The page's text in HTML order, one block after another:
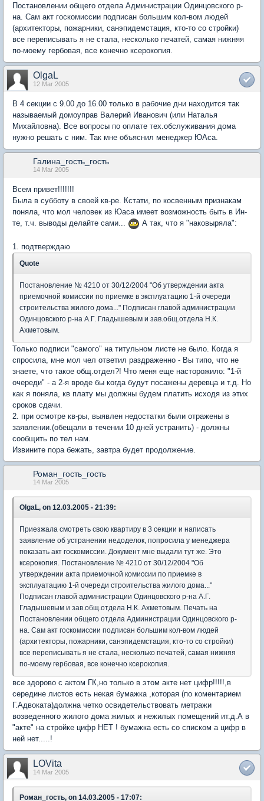
Постановлении общего отдела Администрации Одинцовского р-
на. Сам акт госкомиссии подписан большим кол-вом людей
(архитекторы, пожарники, санэпидемстация, кто-то со стройки)
все переписывать я не стала, несколько печатей, самая нижняя
по-моему гербовая, все конечно ксерокопия.
OlgaL
12 Mar 2005
В 4 секции с 9.00 до 16.00 только в рабочие дни находится так
называемый домоуправ Валерий Иванович (или Наталья
Михайловна). Все вопросы по оплате тех.обслуживания дома
нужно решать с ним. Так мне объяснил менеджер ЮАса.
Галина_гость_гость
14 Mar 2005
Всем привет!!!!!!!
Была в субботу в своей кв-ре. Кстати, по косвенным признакам
поняла, что мол человек из Юаса имеет возможность быть в Ин-
те, т.ч. выводы делайте сами...
А так, что я "наковыряла":
1. подтверждаю
Quote
Постановление № 4210 от 30/12/2004 "Об утверждении акта
приемочной комиссии по приемке в эксплуатацию 1-й очереди
строительства жилого дома..." Подписан главой администрации
Одинцовского р-на А.Г. Гладышевым и зав.общ.отдела Н.К.
Ахметовым.
Только подписи "самого" на титульном листе не было. Когда я
спросила, мне мол чел ответил раздраженно - Вы типо, что не
знаете, что такое общ.отдел?! Что меня еще насторожило: "1-й
очереди" - а 2-я вроде бы когда будут посажены деревца и т.д. Но
как я поняла, кв плату мы должны будем платить исходя из этих
сроков сдачи.
2. при осмотре кв-ры, выявлен недостатки были отражены в
заявлении.(обещали в течении 10 дней устранить) - должны
сообщить по тел нам.
Извините пора бежать, завтра будет продолжение.
Роман_гость_гость
14 Mar 2005
OlgaL, on 12.03.2005 - 21:39:
Приезжала смотреть свою квартиру в 3 секции и написать
заявление об устранении недоделок, попросила у менеджера
показать акт госкомиссии. Документ мне выдали тут же. Это
ксерокопия. Постановление № 4210 от 30/12/2004 "Об
утверждении акта приемочной комиссии по приемке в
эксплуатацию 1-й очереди строительства жилого дома..."
Подписан главой администрации Одинцовского р-на А.Г.
Гладышевым и зав.общ.отдела Н.К. Ахметовым. Печать на
Постановлении общего отдела Администрации Одинцовского р-
на. Сам акт госкомиссии подписан большим кол-вом людей
(архитекторы, пожарники, санэпидемстация, кто-то со стройки)
все переписывать я не стала, несколько печатей, самая нижняя
по-моему гербовая, все конечно ксерокопия.
все здорово с актом ГК,но только в этом акте нет цифр!!!!!,в
середине листов есть некая бумажка ,которая (по коментарием
Г.Адвоката)должна четко освидетельствовать метражи
возведенного жилого дома жилых и нежилых помещений ит.д.А в
"акте" на стройке цифр НЕТ ! бумажка есть со списком а цифр в
ней нет.....!
LOVita
14 Mar 2005
Роман_гость, on 14.03.2005 - 17:07: